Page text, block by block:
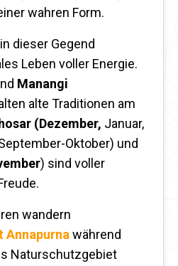
wahren Form.
dieser Gegend
Leben voller Energie.
Manangi
alte Traditionen am
(Dezember, Januar,
Oktober) und
) sind voller
wandern
Annapurna während
Naturschutzgebiet